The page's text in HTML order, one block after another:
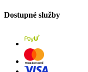
Dostupné služby